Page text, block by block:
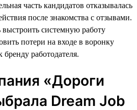
часть кандидатов отказывалась
после знакомства с отзывами.
системную работу
потери на входе в воронку
бренду работодателя.
«Дороги
Dream Job